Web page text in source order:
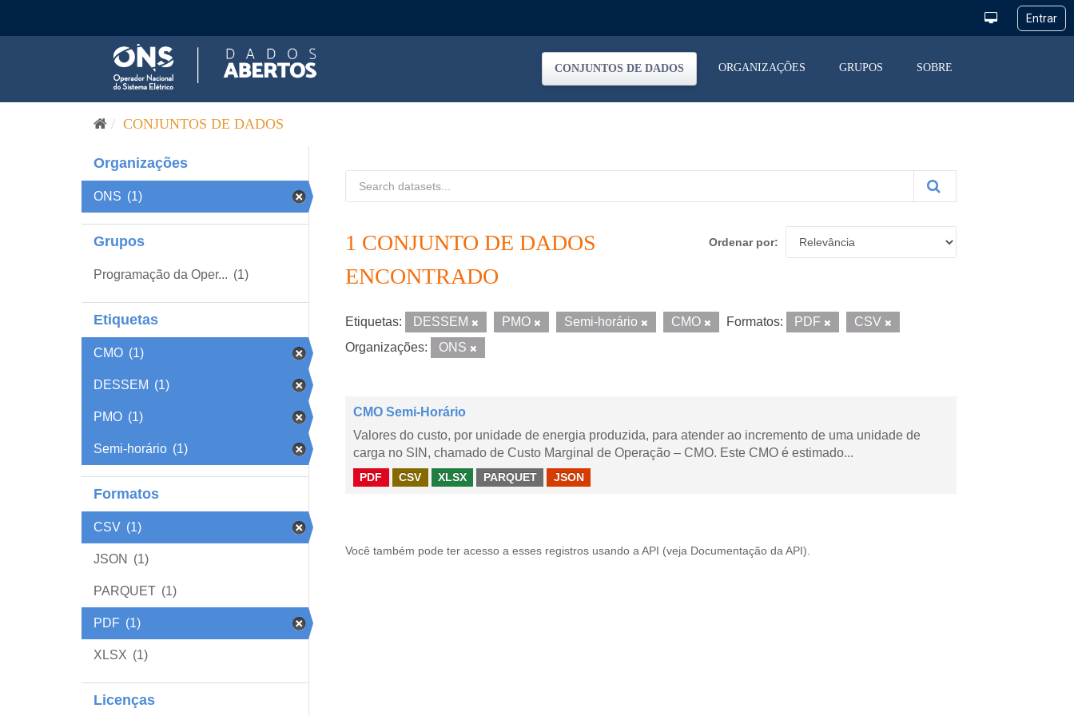
CONJUNTOS DE DADOS ORGANIZAÇÕES GRUPOS SOBRE
CONJUNTOS DE DADOS
Organizações
ONS (1)
Grupos
Programação da Oper... (1)
Etiquetas
CMO (1)
DESSEM (1)
PMO (1)
Semi-horário (1)
Formatos
CSV (1)
JSON (1)
PARQUET (1)
PDF (1)
XLSX (1)
Licenças
Ordenar por
1 CONJUNTO DE DADOS
ENCONTRADO
Etiquetas: DESSEM PMO Semi-horário CMO Formatos: PDF
CSV
Organizações:
ONS
CMO Semi-Horário
Valores do custo, por unidade de energia produzida, para atender ao incremento de uma unidade de
carga no SIN, chamado de Custo Marginal de Operação – CMO. Este CMO é estimado...
PDF CSV XLSX PARQUET JSON
Você também pode ter acesso a esses registros usando a API (veja Documentação da API ).